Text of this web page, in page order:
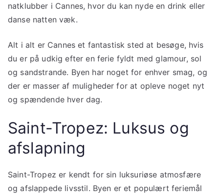
natklubber i Cannes, hvor du kan nyde en drink eller
danse natten væk.
Alt i alt er Cannes et fantastisk sted at besøge, hvis
du er på udkig efter en ferie fyldt med glamour, sol
og sandstrande. Byen har noget for enhver smag, og
der er masser af muligheder for at opleve noget nyt
og spændende hver dag.
Saint-Tropez: Luksus og
afslapning
Saint-Tropez er kendt for sin luksuriøse atmosfære
og afslappede livsstil. Byen er et populært feriemål